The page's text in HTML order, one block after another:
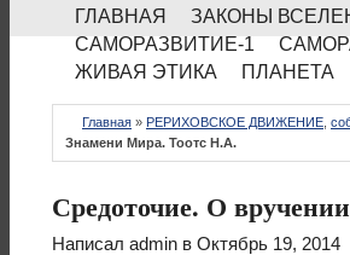
ГЛАВНАЯ ЗАКОНЫ
САМОРАЗВИТИЕ-1
ЖИВАЯ ЭТИКА
ПЛАНЕТА
Главная » РЕРИХОВСКОЕ ДВИЖЕНИЕ
Знамени Мира. Тоотс Н.А.
Средоточие. О
Написал admin в Октябрь 19, 2014